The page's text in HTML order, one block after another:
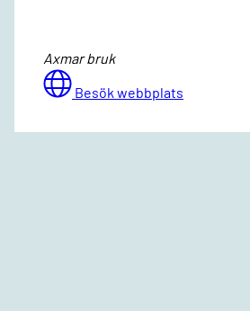
Axmar bruk
Besök webbplats